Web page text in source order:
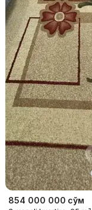
854 000 000 сўм